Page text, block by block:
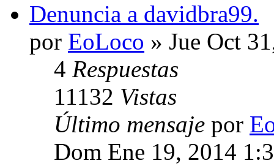
Denuncia a davidbra99.
por EoLoco » Jue Oct
4 Respuestas
11132 Vistas
Último mensaje por
Dom Ene 19, 2014